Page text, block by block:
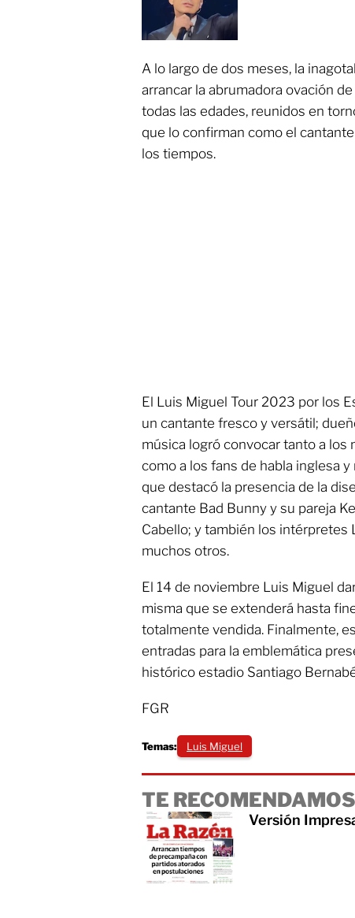
A lo largo de dos meses, la
arrancar la abrumadora ovación
todas las edades, reunidos en
que lo confirman como el
los tiempos.
El Luis Miguel Tour 2023 por los
un cantante fresco y versátil;
música logró convocar tanto a los
como a los fans de habla inglesa
que destacó la presencia de la
cantante Bad Bunny y su pareja
Cabello; y también los intérpretes
muchos otros.
El 14 de noviembre Luis Miguel
misma que se extenderá hasta
totalmente vendida. Finalmente,
entradas para la emblemática
histórico estadio Santiago
FGR
Temas: Luis Miguel
TE
Versión